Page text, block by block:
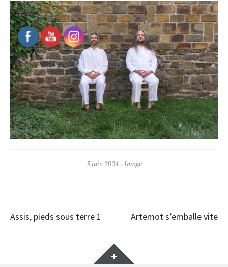
3 juin 2024 Image
Post
Assis, pieds sous terre 1 Artemot s’emballe vite
Widgets